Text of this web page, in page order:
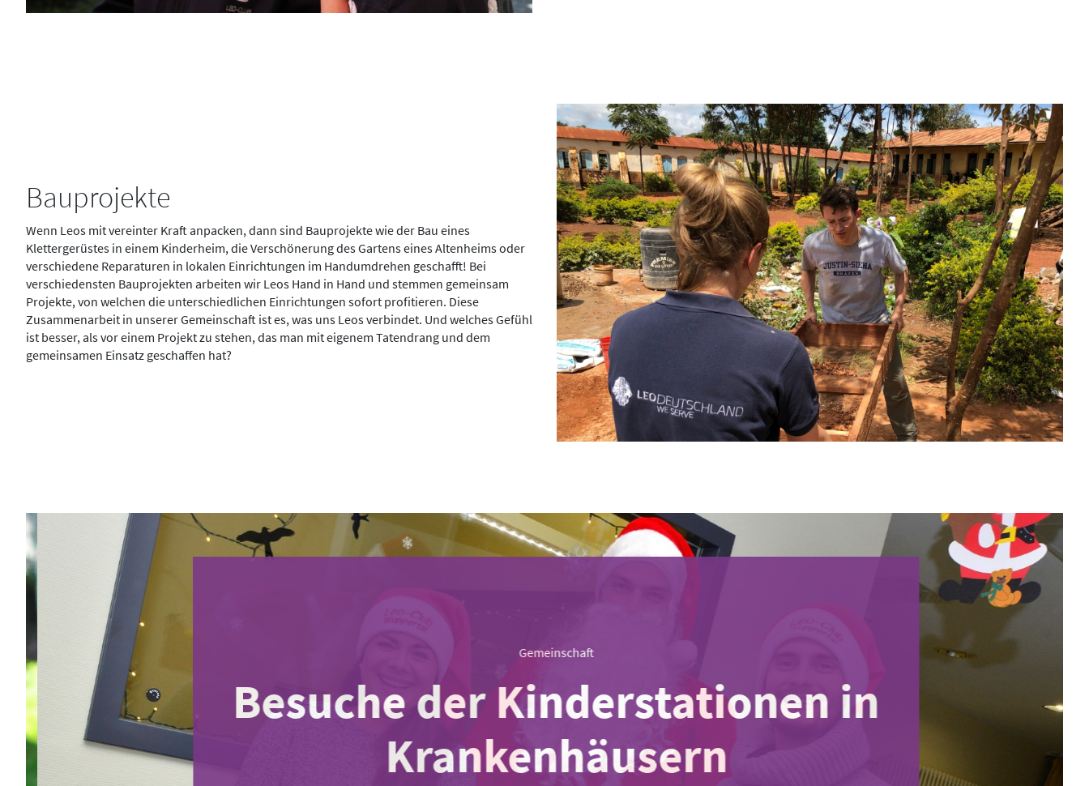
Bauprojekte
Wenn Leos mit vereinter Kraft anpacken, dann sind Bauprojekte wie der Bau eines
Klettergerüstes in einem Kinderheim, die Verschönerung des Gartens eines Altenheims oder
verschiedene Reparaturen in lokalen Einrichtungen im Handumdrehen geschafft! Bei
verschiedensten Bauprojekten arbeiten wir Leos Hand in Hand und stemmen gemeinsam
Projekte, von welchen die unterschiedlichen Einrichtungen sofort profitieren. Diese
Zusammenarbeit in unserer Gemeinschaft ist es, was uns Leos verbindet. Und welches Gefühl
ist besser, als vor einem Projekt zu stehen, das man mit eigenem Tatendrang und dem
gemeinsamen Einsatz geschaffen hat?
Gemeinschaft
Besuche der Kinderstationen in
Krankenhäusern